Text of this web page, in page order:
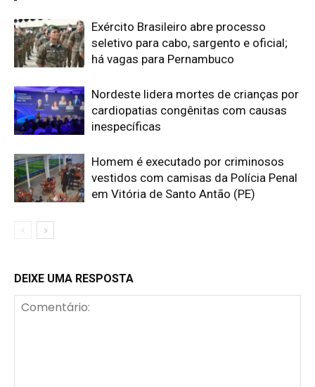
Exército Brasileiro abre processo
seletivo para cabo, sargento e oficial;
há vagas para Pernambuco
Nordeste lidera mortes de crianças por
cardiopatias congênitas com causas
inespecíficas
Homem é executado por criminosos
vestidos com camisas da Polícia Penal
em Vitória de Santo Antão (PE)
DEIXE UMA RESPOSTA